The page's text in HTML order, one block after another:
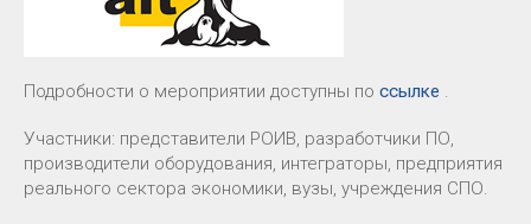
Подробности о мероприятии доступны по ссылке .
Участники: представители РОИВ, разработчики ПО,
производители оборудования, интеграторы, предприятия
реального сектора экономики, вузы, учреждения СПО.